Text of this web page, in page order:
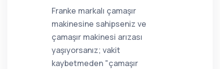
Franke markalı çamaşır
makinesine sahipseniz ve
çamaşır makinesi arızası
yaşıyorsanız; vakit
kaybetmeden "çamaşır